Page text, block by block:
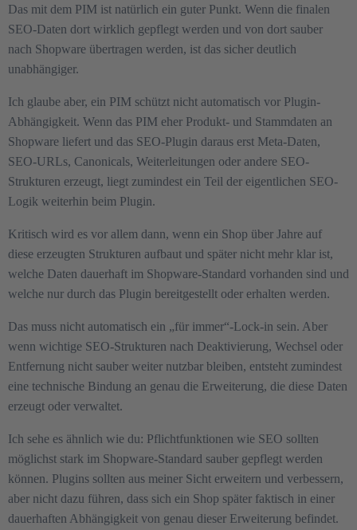
Das mit dem PIM ist natürlich ein guter Punkt. Wenn die finalen
SEO-Daten dort wirklich gepflegt werden und von dort sauber
nach Shopware übertragen werden, ist das sicher deutlich
unabhängiger.
Ich glaube aber, ein PIM schützt nicht automatisch vor Plugin-
Abhängigkeit. Wenn das PIM eher Produkt- und Stammdaten an
Shopware liefert und das SEO-Plugin daraus erst Meta-Daten,
SEO-URLs, Canonicals, Weiterleitungen oder andere SEO-
Strukturen erzeugt, liegt zumindest ein Teil der eigentlichen SEO-
Logik weiterhin beim Plugin.
Kritisch wird es vor allem dann, wenn ein Shop über Jahre auf
diese erzeugten Strukturen aufbaut und später nicht mehr klar ist,
welche Daten dauerhaft im Shopware-Standard vorhanden sind und
welche nur durch das Plugin bereitgestellt oder erhalten werden.
Das muss nicht automatisch ein „für immer“-Lock-in sein. Aber
wenn wichtige SEO-Strukturen nach Deaktivierung, Wechsel oder
Entfernung nicht sauber weiter nutzbar bleiben, entsteht zumindest
eine technische Bindung an genau die Erweiterung, die diese Daten
erzeugt oder verwaltet.
Ich sehe es ähnlich wie du: Pflichtfunktionen wie SEO sollten
möglichst stark im Shopware-Standard sauber gepflegt werden
können. Plugins sollten aus meiner Sicht erweitern und verbessern,
aber nicht dazu führen, dass sich ein Shop später faktisch in einer
dauerhaften Abhängigkeit von genau dieser Erweiterung befindet.